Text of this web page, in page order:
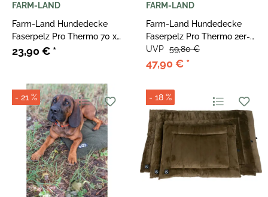
FARM-LAND
Farm-Land Hundedecke
Faserpelz Pro Thermo 70 x
100 cm
23,90 € *
FARM-LAND
Farm-Land Hundedecke
Faserpelz Pro Thermo 2er-
Set 100x70cm
47,90 € *
UVP 59,80 €
- 21 % - 18 %